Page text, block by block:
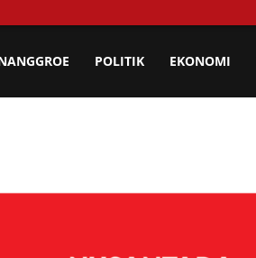
POLITIK EKONOMI